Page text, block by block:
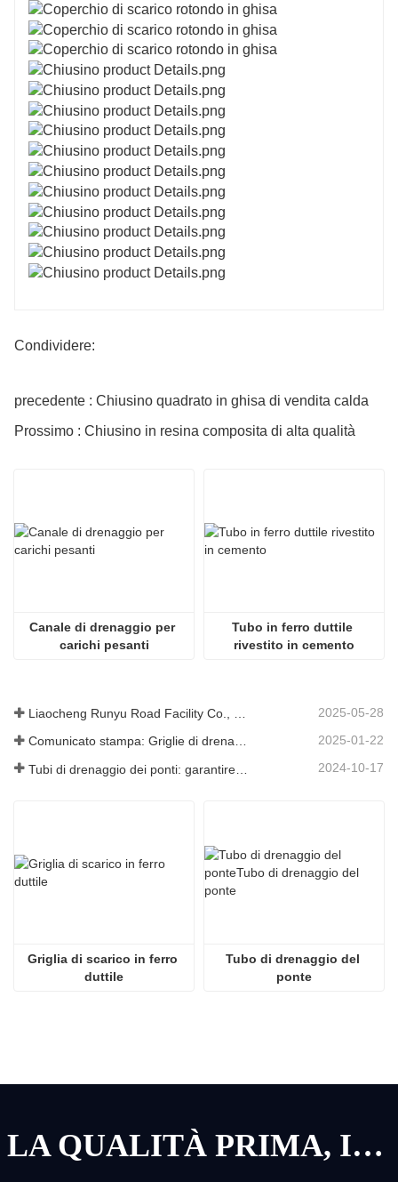
Condividere:
precedente : Chiusino quadrato in ghisa di vendita calda
Prossimo : Chiusino in resina composita di alta qualità
Canale di drenaggio per
carichi pesanti
Tubo in ferro duttile
rivestito in cemento
2025-05-28
Comunicato stampa: Griglie di drenaggio innovative ad alta resistenza: migliorano la sicurezza e l'efficienza delle infrastrutture urbane 2025-01-22
2024-10-17
Griglia di scarico in ferro
duttile
Tubo di drenaggio del
ponte
LA QUALITÀ PRIMA, IL SERVIZIO PRIMA